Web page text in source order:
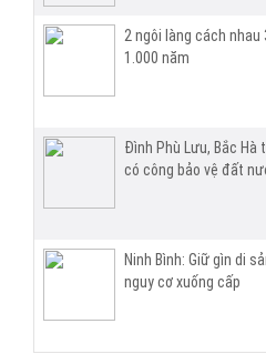
2 ngôi làng cách
1.000 năm
Đình Phù Lưu, Bắc Hà
có công bảo vệ đất
Ninh Bình: Giữ gìn di
nguy cơ xuống cấp